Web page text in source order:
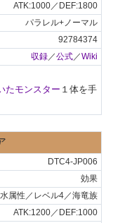
ATK:1000／DEF:1800
パラレル+ノーマル
92784374
収録／公式／Wiki
たモンスター １体を手
DTC4-JP006
効果
水属性／レベル4／海竜族
ATK:1200／DEF:1000